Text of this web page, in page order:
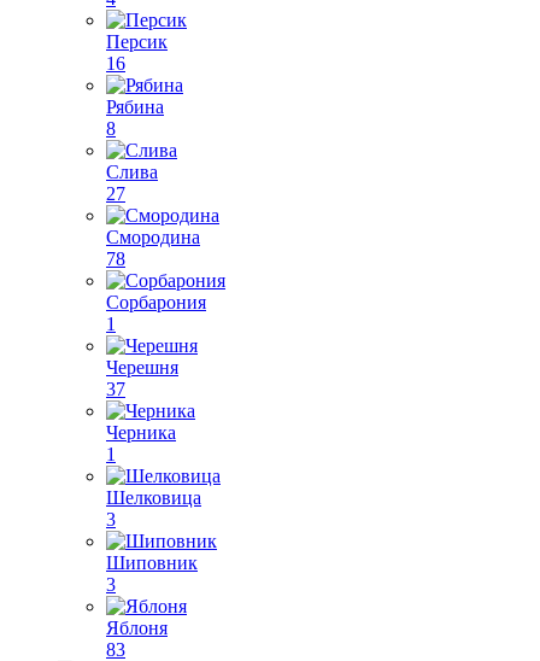
Персик
16
Рябина
8
Слива
27
Смородина
78
Сорбарония
1
Черешня
37
Черника
1
Шелковица
3
Шиповник
3
Яблоня
83